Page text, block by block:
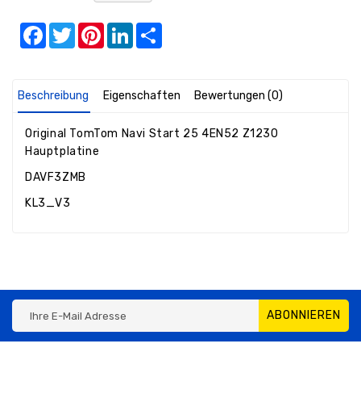
Facebook
TwitterPinterestLinkedIn
Beschreibung Eigenschaften Bewertungen (0)
Original TomTom Navi Start 25 4EN52 Z1230
Hauptplatine
DAVF3ZMB
KL3_V3
ABONNIEREN